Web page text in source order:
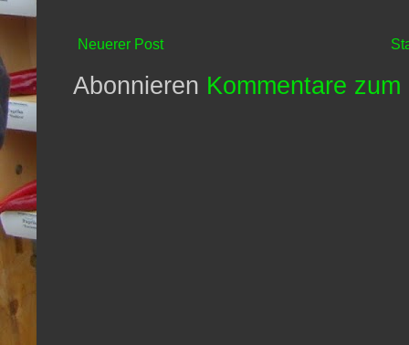
Neuerer Post
Abonnieren Kommentare